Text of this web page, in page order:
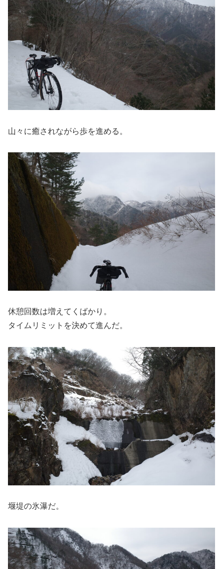
山々に癒されながら歩を進める。
休憩回数は増えてくばかり。
タイムリミットを決めて進んだ。
堰堤の氷瀑だ。